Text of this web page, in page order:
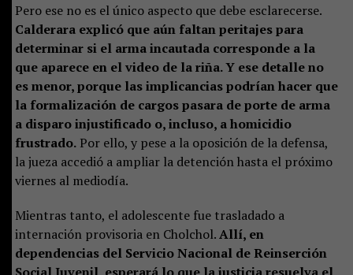
Pero ese no es el único aspecto que debe esclarecerse.
Calderara explicó que aún faltan peritajes para
determinar si el arma incautada corresponde a la
que aparece en el video de la riña. Y ese detalle no
es menor, porque las implicancias podrían hacer que
la formalización de cargos pasara de porte de arma
a disparo injustificado o, incluso, a homicidio
frustrado.Por ello, y pese a la oposición de la defensa,
la jueza accedió a ampliar la detención hasta el próximo
viernes al mediodía.
Mientras tanto, el adolescente fue trasladado a
internación provisoria en Cholchol.Allí, en
dependencias del Servicio Nacional de Reinserción